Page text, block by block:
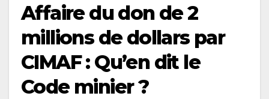
Affaire du don de 2
millions de dollars par
CIMAF : Qu’en dit le
Code minier ?